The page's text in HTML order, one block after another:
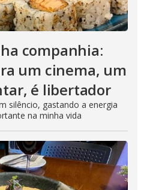
companhia:
um cinema, um
é libertador
silêncio, gastando a energia
na minha vida